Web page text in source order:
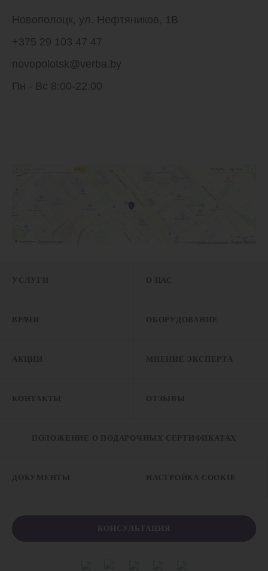
Новополоцк, ул. Нефтяников, 1В
+375 29 103 47 47
novopolotsk@verba.by
Пн - Вс 8:00-22:00
УСЛУГИ О НАС
ВРАЧИ ОБОРУДОВАНИЕ
АКЦИИ МНЕНИЕ ЭКСПЕРТА
КОНТАКТЫ ОТЗЫВЫ
ПОЛОЖЕНИЕ О ПОДАРОЧНЫХ СЕРТИФИКАТАХ
ДОКУМЕНТЫ НАСТРОЙКА COOKIE
КОНСУЛЬТАЦИЯ